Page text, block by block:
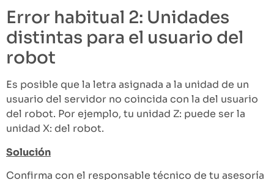
Error habitual 2: Unidades
distintas para el usuario del
robot
Es posible que la letra asignada a la unidad de un
usuario del servidor no coincida con la del usuario
del robot. Por ejemplo, tu unidad Z: puede ser la
unidad X: del robot.
Solución
Confirma con el responsable técnico de tu asesoría